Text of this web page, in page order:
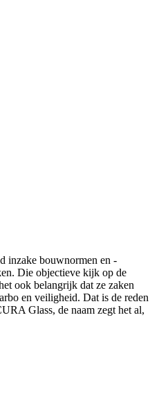
inzake bouwnormen en -
Die objectieve kijk op de
ook belangrijk dat ze zaken
en veiligheid. Dat is de reden
Glass, de naam zegt het al,